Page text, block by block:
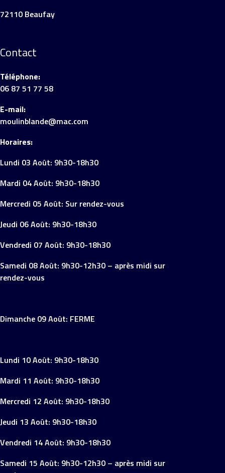
72110 Beaufay
Contact
Téléphone:
06 87 51 77 58
E-mail:
moulinblande@mac.com
Horaires:
Lundi 03 Août: 9h30-18h30
Mardi 04 Août: 9h30-18h30
Mercredi 05 Août: Sur rendez-vous
Jeudi 06 Août: 9h30-18h30
Vendredi 07 Août: 9h30-18h30
Samedi 08 Août: 9h30-12h30 – après midi sur
rendez-vous
Dimanche 09 Août: FERME
Lundi 10 Août: 9h30-18h30
Mardi 11 Août: 9h30-18h30
Mercredi 12 Août: 9h30-18h30
Jeudi 13 Août: 9h30-18h30
Vendredi 14 Août: 9h30-18h30
Samedi 15 Août: 9h30-12h30 – après midi sur